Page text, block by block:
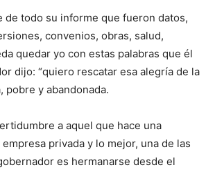
de todo su informe que fueron datos,
convenios, obras, salud,
quedar yo con estas palabras que él
dijo: “quiero rescatar esa alegría de la
pobre y abandonada.
a aquel que hace una
privada y lo mejor, una de las
es hermanarse desde el